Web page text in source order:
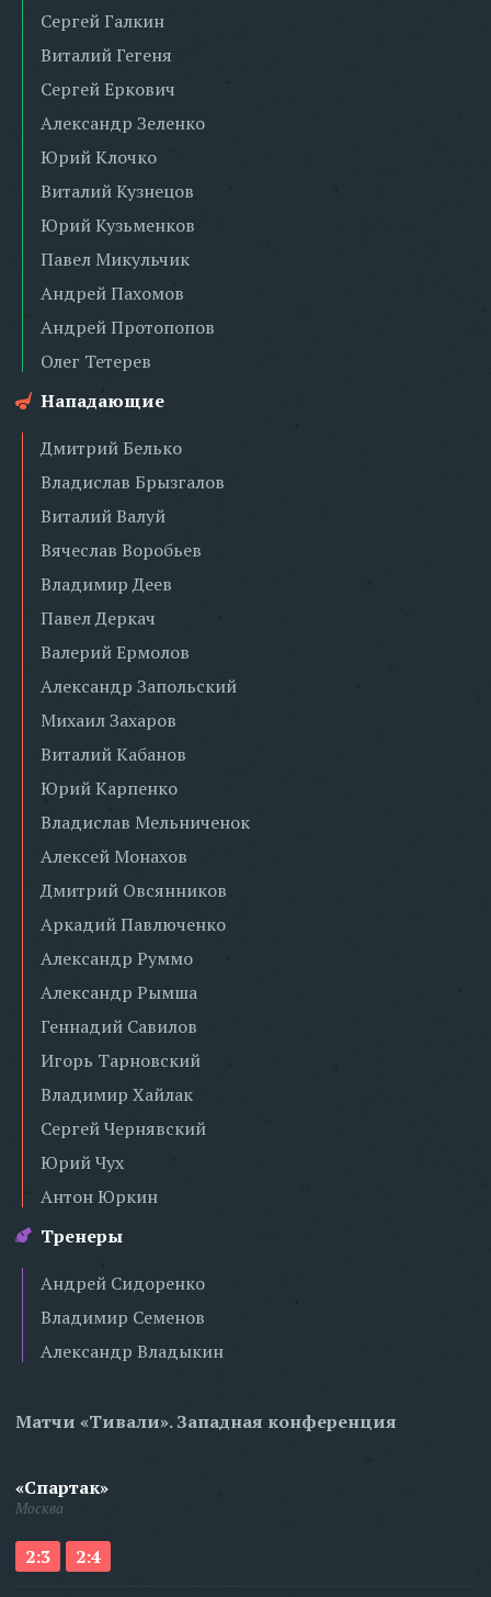
Сергей Галкин
Виталий Гегеня
Сергей Еркович
Александр Зеленко
Юрий Клочко
Виталий Кузнецов
Юрий Кузьменков
Павел Микульчик
Андрей Пахомов
Андрей Протопопов
Олег Тетерев
Нападающие
Дмитрий Белько
Владислав Брызгалов
Виталий Валуй
Вячеслав Воробьев
Владимир Деев
Павел Деркач
Валерий Ермолов
Александр Запольский
Михаил Захаров
Виталий Кабанов
Юрий Карпенко
Владислав Мельниченок
Алексей Монахов
Дмитрий Овсянников
Аркадий Павлюченко
Александр Руммо
Александр Рымша
Геннадий Савилов
Игорь Тарновский
Владимир Хайлак
Сергей Чернявский
Юрий Чух
Антон Юркин
Тренеры
Андрей Сидоренко
Владимир Семенов
Александр Владыкин
Матчи «Тивали». Западная конференция
«Спартак»
Москва
2:3 2:4